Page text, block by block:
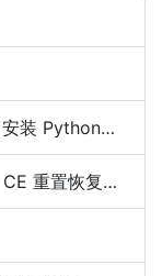
的Dockerfile文件
复密码的方法